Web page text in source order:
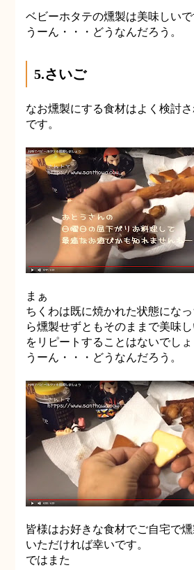
ベビーホタテの燻製は美味しいで
うーん・・・どうなんだろう。
5.さいご
なお燻製にする食材はよく検討
です。
まぁ
ちくわは既に焼かれた状態にな
ら燻製せずともそのままで美味
をリピートすることはないでしょ
うーん・・・どうなんだろう。
皆様はお好きな食材でご自宅で
いただければ幸いです。
ではまた